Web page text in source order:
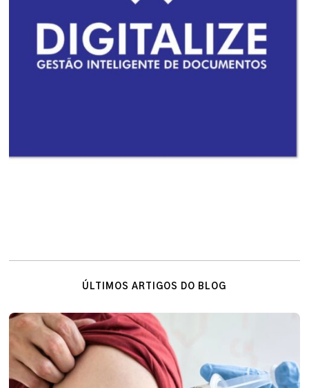
ÚLTIMOS ARTIGOS DO BLOG